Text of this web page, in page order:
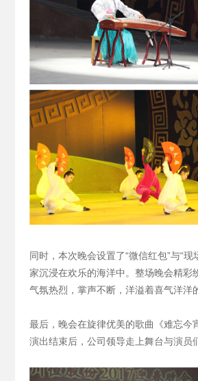
同时，本次晚会设置了“微信红包”与“现
家沉浸在欢乐的海洋中。整场晚会精彩
气氛热烈，掌声不断，洋溢着喜气洋洋
最后，晚会在旋律优美的歌曲《难忘今
演出结束后，公司领导走上舞台与演员